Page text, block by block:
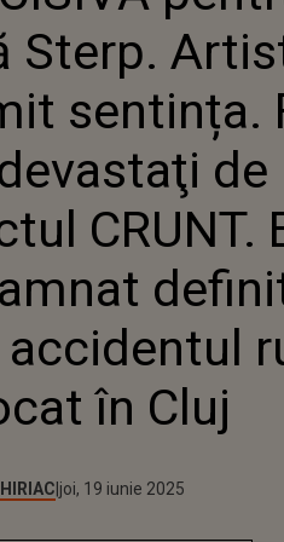
FANII
DUPĂ
RUTIER
CLUJ
Sterp.
sentința.
de
CRUNT.
accidentul
în Cluj
Publicat:
joi, 19 iunie 2025
Actualizat:
joi, 19 iunie 2025